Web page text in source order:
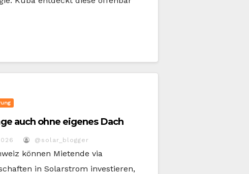
auch ohne eigenes Dach
@solar_blogger
können Mietende via
in Solarstrom investieren,